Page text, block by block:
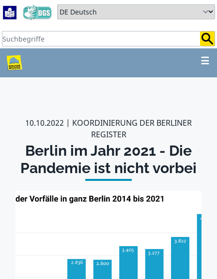
Zum Hauptbereich springen
Zum Hauptmenü springen
Sprache auswählen:
Suchbegriffe:
☰
ZUM HAUPTBEREICH
10.10.2022
KOORDINIERUNG DER BERLINER
REGISTER
Berlin im Jahr 2021 - Die
Pandemie ist nicht vorbei